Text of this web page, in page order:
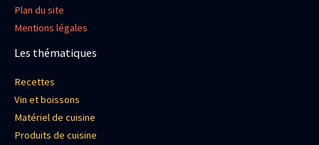
Plan du site
Mentions légales
Les thématiques
Recettes
Vin et boissons
Matériel de cuisine
Produits de cuisine